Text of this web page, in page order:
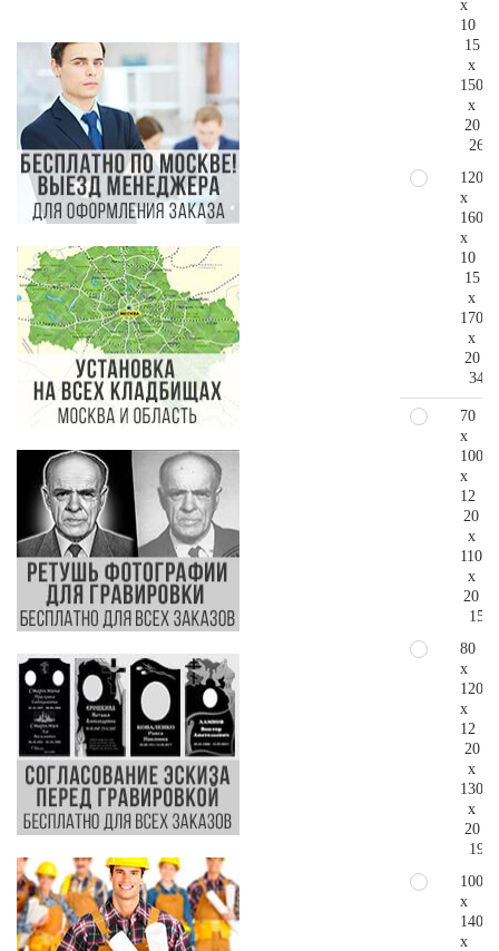
x
10
15
x
150
x
20
120
x
160
x
10
15
x
170
x
20
70
x
100
x
12
20
x
110
x
20
80
x
120
x
12
20
x
130
x
20
100
x
140
x